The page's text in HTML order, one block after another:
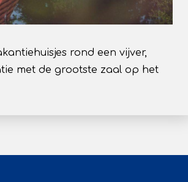
rond een vijver,
met de grootste zaal op het